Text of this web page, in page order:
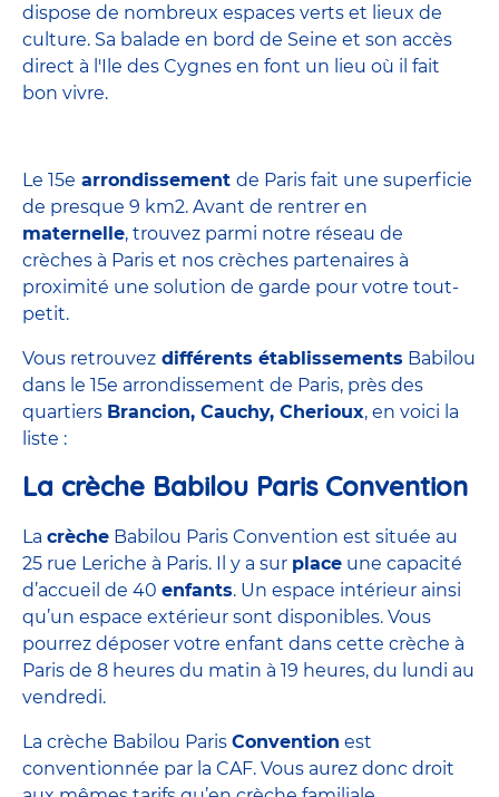
dispose de nombreux espaces verts et lieux de
culture. Sa balade en bord de Seine et son accès
direct à l'Ile des Cygnes en font un lieu où il fait
bon vivre.
Le 15e arrondissement de Paris fait une superficie
de presque 9 km2. Avant de rentrer en
maternelle, trouvez parmi notre réseau de
crèches à Paris et nos crèches partenaires à
proximité une solution de garde pour votre tout-
petit.
Vous retrouvez différents établissements Babilou
dans le 15e arrondissement de Paris, près des
quartiers Brancion, Cauchy, Cherioux, en voici la
liste :
La crèche Babilou Paris Convention
La crèche Babilou Paris Convention est située au
25 rue Leriche à Paris. Il y a sur place une capacité
d’accueil de 40 enfants. Un espace intérieur ainsi
qu’un espace extérieur sont disponibles. Vous
pourrez déposer votre enfant dans cette crèche à
Paris de 8 heures du matin à 19 heures, du lundi au
vendredi.
La crèche Babilou Paris Convention est
conventionnée par la CAF. Vous aurez donc droit